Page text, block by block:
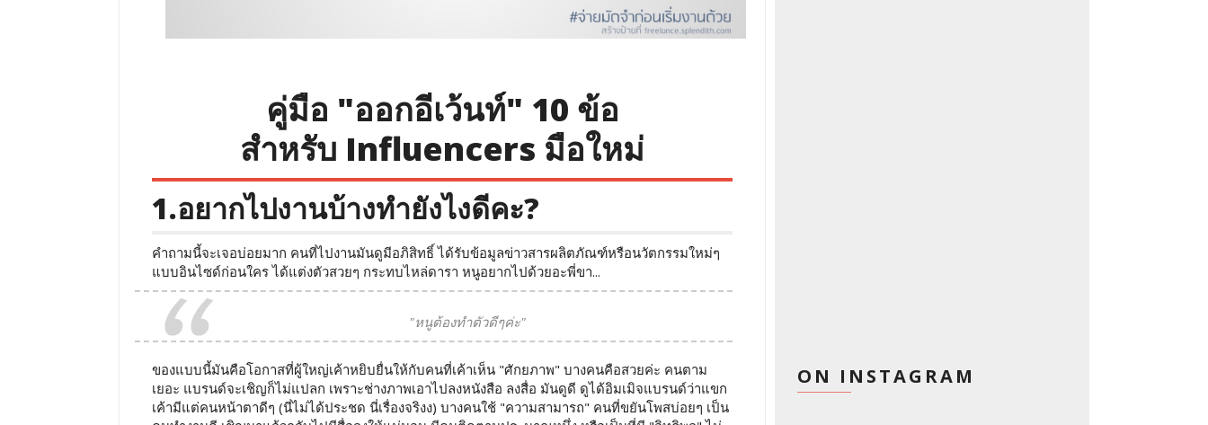
คู่มือ "ออกอีเว้นท์" 10 ข้อ
สำหรับ Influencers มือใหม่
1.อยากไปงานบ้างทำยังไงดีคะ?
คำถามนี้จะเจอบ่อยมาก คนที่ไปงานมันดูมีอภิสิทธิ์ ได้รับข้อมูลข่าวสารผลิตภัณฑ์หรือนวัตกรรมใหม่ๆ
แบบอินไซด์ก่อนใคร ได้แต่งตัวสวยๆ กระทบไหล่ดารา หนูอยากไปด้วยอะพี่ขา...
"หนูต้องทำตัวดีๆค่ะ"
ของแบบนี้มันคือโอกาสที่ผู้ใหญ่เค้าหยิบยื่นให้กับคนที่เค้าเห็น "ศักยภาพ" บางคนคือสวยค่ะ คนตาม
เยอะ แบรนด์จะเชิญก็ไม่แปลก เพราะช่างภาพเอาไปลงหนังสือ ลงสื่อ มันดูดี ดูได้อิมเมิจแบรนด์ว่าแขก
เค้ามีแต่คนหน้าตาดีๆ (นี่ไม่ได้ประชด นี่เรื่องจริงง) บางคนใช้ "ความสามารถ" คนที่ขยันโพสบ่อยๆ เป็น
ON INSTAGRAM